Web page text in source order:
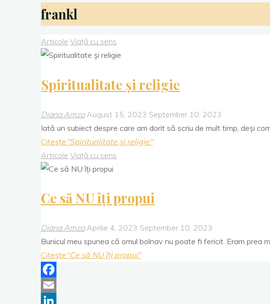
frankl
Articole Viață cu sens
Spiritualitate și religie
Diana Amza August 15, 2023 September 10, 2023
Iată un subiect despre care am dorit să scriu de mult timp, deși
Citeşte "Spiritualitate și religie"
Articole Viață cu sens
Ce să NU îți propui
Diana Amza Aprilie 4, 2023 September 10, 2023
Bunicul meu spunea că omul bolnav nu poate fi fericit. Eram prea
Citeşte "Ce să NU îți propui"
Facebook
Email